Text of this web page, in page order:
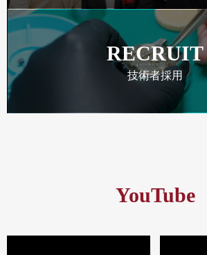
RECRUIT
技術者採用
YouTube